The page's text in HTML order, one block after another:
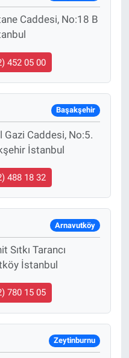
Caddesi, No:18 B
452 05 00
Başakşehir
Caddesi, No:5.
İstanbul
488 18 32
Arnavutköy
Sıtkı Tarancı
İstanbul
780 15 05
Zeytinburnu